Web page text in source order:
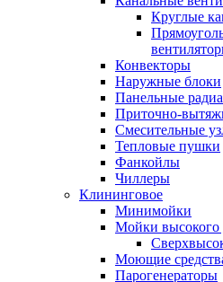
Круглые
Конвекторы
Наружные блоки
Панельные
Приточно-
Смесительные
Тепловые пушки
Фанкойлы
Чиллеры
Клининговое
Минимойки
Мойки высокого
Моющие
Парогенераторы